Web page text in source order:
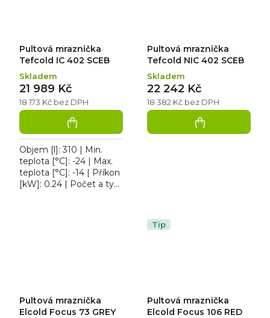
Pultová mraznička
Tefcold IC 402 SCEB
Skladem
18 173 Kč bez DPH
21 989 Kč
Objem [l]: 310 | Min.
teplota [°C]: -24 | Max.
teplota [°C]: -14 | Příkon
[kW]: 0.24 | Počet a typ
Pultová mraznička
Tefcold NIC 402 SCEB
Skladem
18 382 Kč bez DPH
22 242 Kč
Pultová mraznička
Elcold Focus 73 GREY
Tip
Pultová mraznička
Elcold Focus 106 RED